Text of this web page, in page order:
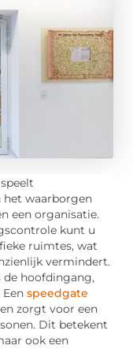
het waarborgen
een organisatie.
kunt u
ruimtes, wat
vermindert.
de hoofdingang,
speedgate
zorgt voor een
Dit betekent
ook een